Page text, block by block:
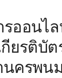
ออนไ
กียรติบั
นครพนม